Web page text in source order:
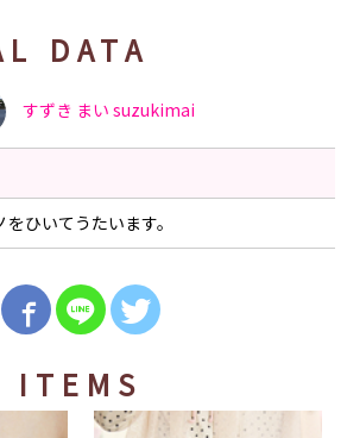
DATA
すずき まい suzukimai
をひいてうたいます。
ITEMS